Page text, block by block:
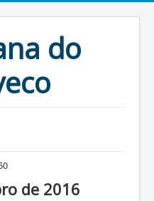
do
de 2016